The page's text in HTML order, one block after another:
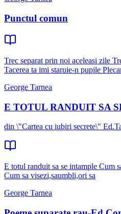
Punctul comun
Trec separat prin noi aceleasi zile
Tacerea ta imi staruie-n pupile
George Tarnea
E TOTUL RANDUIT SA
din \"Cartea cu iubiri secrete\"
E totul randuit sa se intample Cum
Cum sa visezi,saumbli,ori sa
George Tarnea